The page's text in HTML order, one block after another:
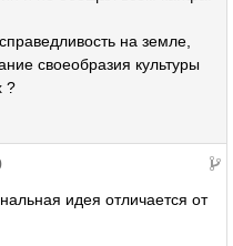
на земле,
своеобразия культуры
?
идея отличается от